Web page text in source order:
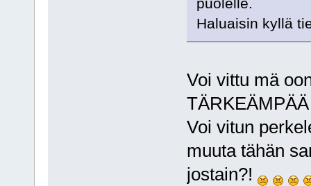
puolelle.
Haluaisin kyllä
Voi vittu mä
Voi vitun
muuta tähän
jostain?!